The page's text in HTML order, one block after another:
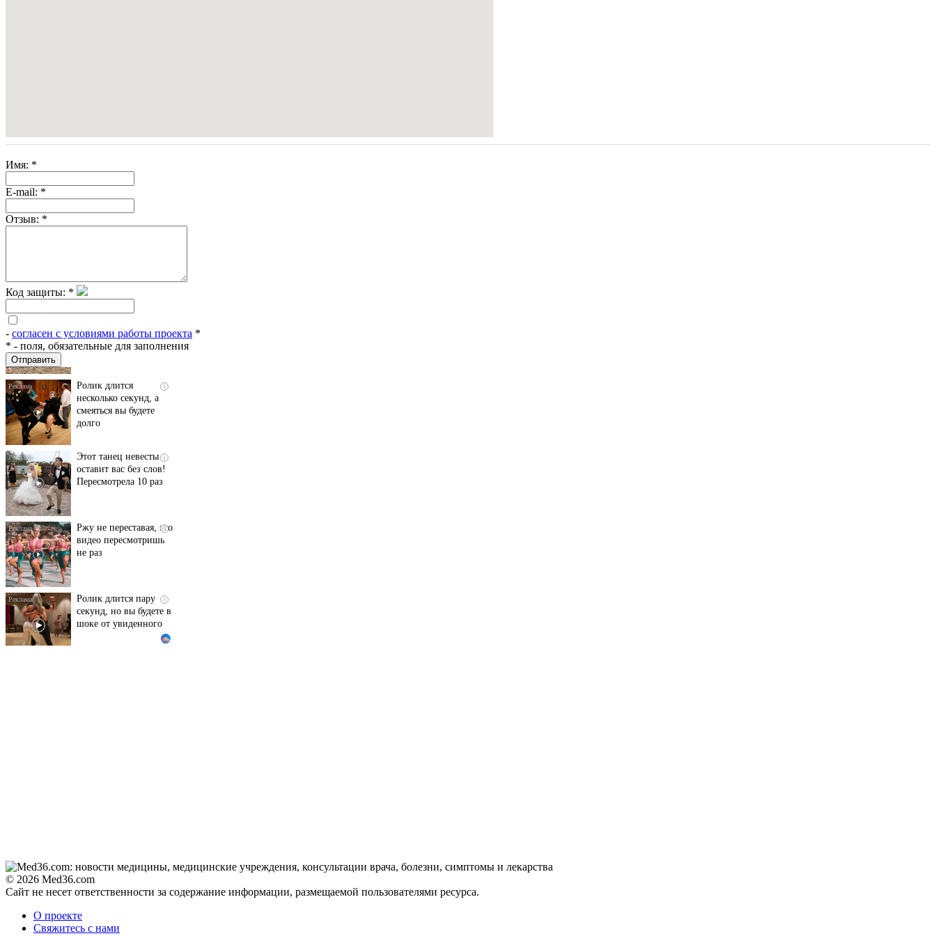
Имя: *
E-mail: *
Отзыв: *
Код защиты: *
- согласен с условиями работы проекта *
* - поля, обязательные для заполнения
Скрытая камера на
пляже Крыма: Что
их не видят...
несколько секунд, а
смеяться вы будете
долго
оставит вас без слов!
Пересмотрела 10 раз
видео пересмотришь
не раз
секунд, но вы будете в
шоке от увиденного
© 2026 Med36.com
Сайт не несет ответственности за содержание информации, размещаемой пользователями ресурса.
О проекте
Свяжитесь с нами